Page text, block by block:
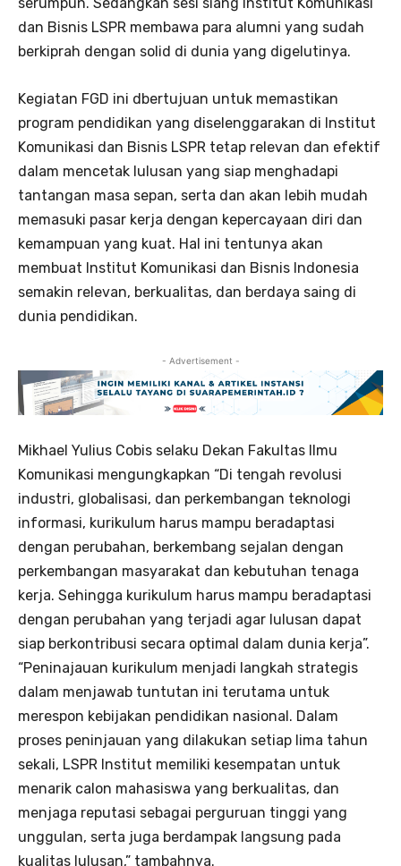
dan Bisnis LSPR membawa para alumni yang sudah
berkiprah dengan solid di dunia yang digelutinya.
Kegiatan FGD ini dbertujuan untuk memastikan
program pendidikan yang diselenggarakan di Institut
Komunikasi dan Bisnis LSPR tetap relevan dan efektif
dalam mencetak lulusan yang siap menghadapi
tantangan masa sepan, serta dan akan lebih mudah
memasuki pasar kerja dengan kepercayaan diri dan
kemampuan yang kuat. Hal ini tentunya akan
membuat Institut Komunikasi dan Bisnis Indonesia
semakin relevan, berkualitas, dan berdaya saing di
dunia pendidikan.
- Advertisement -
Mikhael Yulius Cobis selaku Dekan Fakultas Ilmu
Komunikasi mengungkapkan “Di tengah revolusi
industri, globalisasi, dan perkembangan teknologi
informasi, kurikulum harus mampu beradaptasi
dengan perubahan, berkembang sejalan dengan
perkembangan masyarakat dan kebutuhan tenaga
kerja. Sehingga kurikulum harus mampu beradaptasi
dengan perubahan yang terjadi agar lulusan dapat
siap berkontribusi secara optimal dalam dunia kerja”.
“Peninajauan kurikulum menjadi langkah strategis
dalam menjawab tuntutan ini terutama untuk
merespon kebijakan pendidikan nasional. Dalam
proses peninjauan yang dilakukan setiap lima tahun
sekali, LSPR Institut memiliki kesempatan untuk
menarik calon mahasiswa yang berkualitas, dan
menjaga reputasi sebagai perguruan tinggi yang
unggulan, serta juga berdampak langsung pada
kualitas lulusan,” tambahnya.